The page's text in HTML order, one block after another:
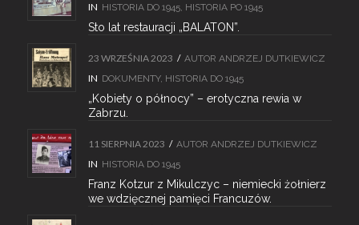
IN HISTORIA DO 1945, HISTORIA PO 1945
Sto lat restauracji „BALATON”.
23 WRZEŚNIA 2023 / AUTOR ANDRZEJ DUTKIEWICZ
IN DOKUMENTY, HISTORIA DO 1945
„Kobiety o północy” – erotyczna rewia w
Zabrzu.
11 SIERPNIA 2023 / AUTOR ANDRZEJ DUTKIEWICZ
IN HISTORIA DO 1945
Franz Kotzur z Mikulczyc – niemiecki żołnierz
we wdzięcznej pamięci Francuzów.